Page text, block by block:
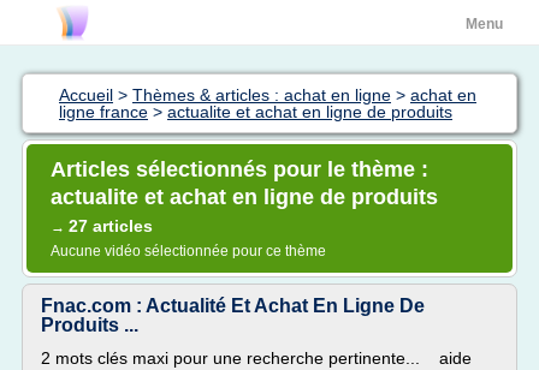
Menu
Accueil > Thèmes & articles : achat en ligne > achat en
ligne france > actualite et achat en ligne de produits
Articles sélectionnés pour le thème :
actualite et achat en ligne de produits
→ 27 articles
Aucune vidéo sélectionnée pour ce thème
Fnac.com : Actualité Et Achat En Ligne De
Produits ...
2 mots clés maxi pour une recherche pertinente... aide